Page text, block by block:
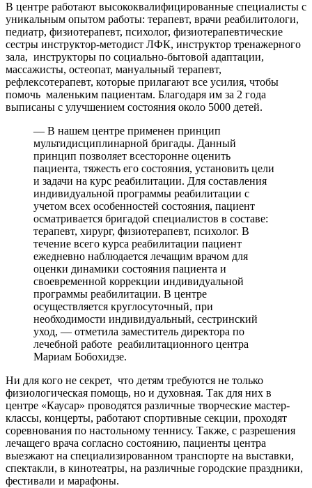
В центре работают высококвалифицированные специалисты с
уникальным опытом работы: терапевт, врачи реабилитологи,
педиатр, физиотерапевт, психолог, физиотерапевтические
сестры инструктор-методист ЛФК, инструктор тренажерного
зала, инструкторы по социально-бытовой адаптации,
массажисты, остеопат, мануальный терапевт,
рефлексотерапевт, которые прилагают все усилия, чтобы
помочь маленьким пациентам. Благодаря им за 2 года
выписаны с улучшением состояния около 5000 детей.
— В нашем центре применен принцип
мультидисциплинарной бригады. Данный
принцип позволяет всесторонне оценить
пациента, тяжесть его состояния, установить цели
и задачи на курс реабилитации. Для составления
индивидуальной программы реабилитации с
учетом всех особенностей состояния, пациент
осматривается бригадой специалистов в составе:
терапевт, хирург, физиотерапевт, психолог. В
течение всего курса реабилитации пациент
ежедневно наблюдается лечащим врачом для
оценки динамики состояния пациента и
своевременной коррекции индивидуальной
программы реабилитации. В центре
осуществляется круглосуточный, при
необходимости индивидуальный, сестринский
уход, — отметила заместитель директора по
лечебной работе реабилитационного центра
Мариам Бобохидзе.
Ни для кого не секрет, что детям требуются не только
физиологическая помощь, но и духовная. Так для них в
центре «Каусар» проводятся различные творческие мастер-
классы, концерты, работают спортивные секции, проходят
соревнования по настольному теннису. Также, с разрешения
лечащего врача согласно состоянию, пациенты центра
выезжают на специализированном транспорте на выставки,
спектакли, в кинотеатры, на различные городские праздники,
фестивали и марафоны.